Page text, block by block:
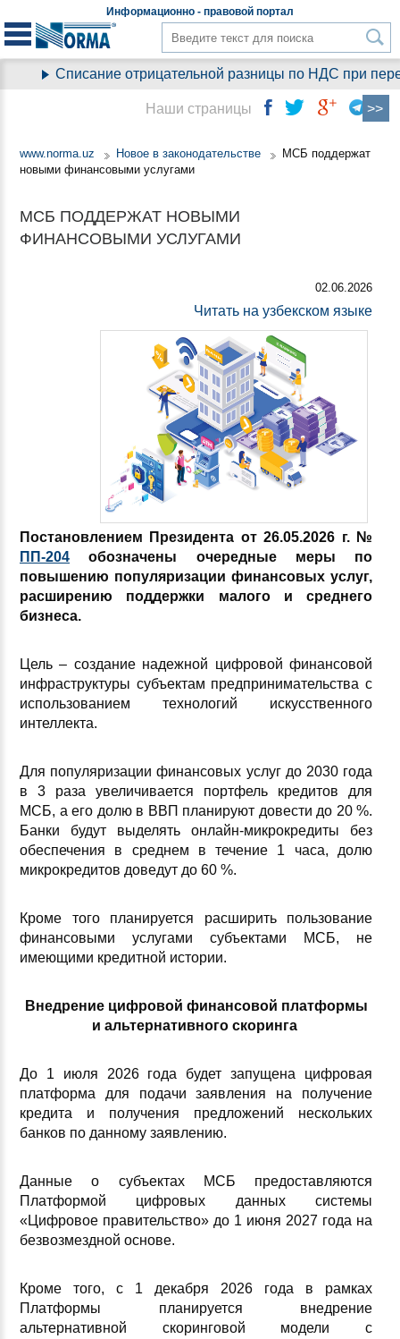
Информационно - правовой портал
Списание отрицательной разницы по НДС при
www.norma.uz Новое в законодательстве
МСБ поддержат
новыми финансовыми услугами
МСБ ПОДДЕРЖАТ НОВЫМИ
ФИНАНСОВЫМИ УСЛУГАМИ
02.06.2026
Читать на узбекском языке
Постановлением Президента от 26.05.2026 г. №
ПП-204 обозначены очередные меры по
повышению популяризации финансовых услуг,
расширению поддержки малого и среднего
бизнеса.
Цель – создание надежной цифровой финансовой
инфраструктуры субъектам предпринимательства с
использованием технологий искусственного
интеллекта.
Для популяризации финансовых услуг до 2030 года
в 3 раза увеличивается портфель кредитов для
МСБ, а его долю в ВВП планируют довести до 20 %.
Банки будут выделять онлайн-микрокредиты без
обеспечения в среднем в течение 1 часа, долю
микрокредитов доведут до 60 %.
Кроме того планируется расширить пользование
финансовыми услугами субъектами МСБ, не
имеющими кредитной истории.
Внедрение цифровой финансовой платформы
и альтернативного скоринга
До 1 июля 2026 года будет запущена цифровая
платформа для подачи заявления на получение
кредита и получения предложений нескольких
банков по данному заявлению.
Данные о субъектах МСБ предоставляются
Платформой цифровых данных системы
«Цифровое правительство» до 1 июня 2027 года на
безвозмездной основе.
Кроме того, с 1 декабря 2026 года в рамках
Платформы планируется внедрение
альтернативной скоринговой модели с
Наши страницы